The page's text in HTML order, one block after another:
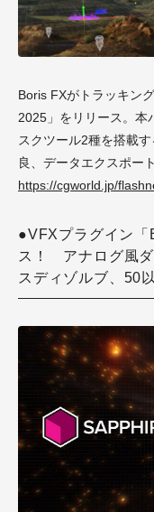
Boris FXがトラッキン
2025」をリリース。本
スクツール2種を搭載
良、データエクスポー
https://cgworld.jp/
●VFXプラグイン
ス！ アナログ風ダ
スディゾルブ、50